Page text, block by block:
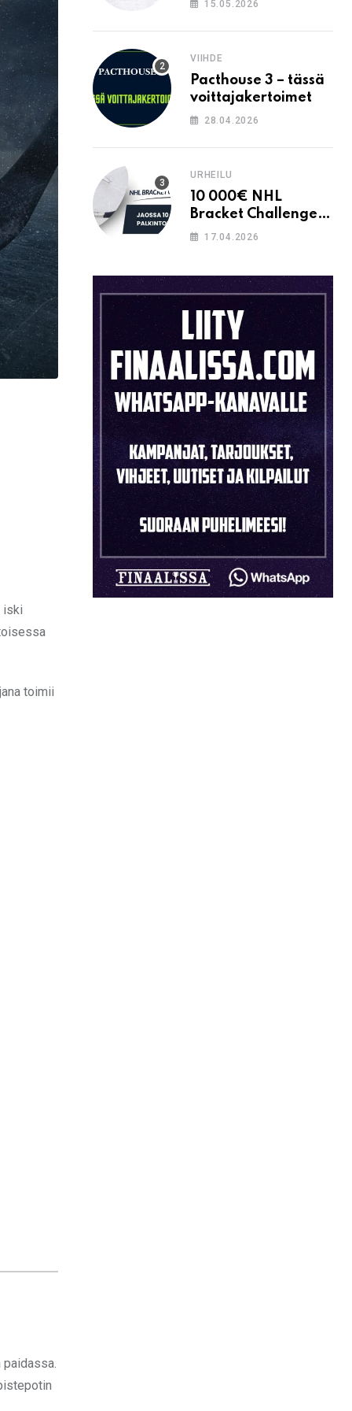
iski
toimii
15.05.2026
VIIHDE
Pacthouse 3 – tässä
voittajakertoimet
28.04.2026
URHEILU
10 000€ NHL
Bracket Challenge –
pystytkö
17.04.2026